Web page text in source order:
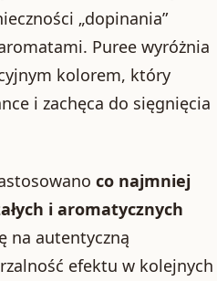
„dopinania”
Puree wyróżnia
kolorem, który
i zachęca do sięgnięcia
co najmniej
i aromatycznych
na autentyczną
efektu w kolejnych